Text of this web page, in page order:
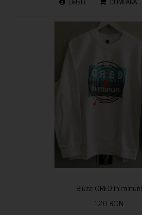
Bluza CRED in minuni
120 RON